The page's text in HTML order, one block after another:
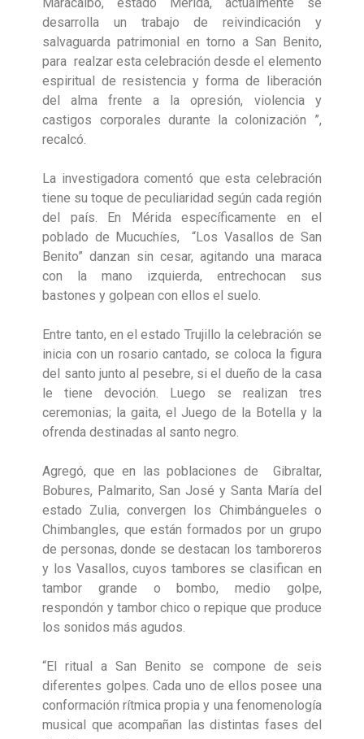
Maracaibo, estado Mérida, actualmente se
desarrolla un trabajo de reivindicación y
salvaguarda patrimonial en torno a San Benito,
para realzar esta celebración desde el elemento
espiritual de resistencia y forma de liberación
del alma frente a la opresión, violencia y
castigos corporales durante la colonización ”,
recalcó.
La investigadora comentó que esta celebración
tiene su toque de peculiaridad según cada región
del país. En Mérida específicamente en el
poblado de Mucuchíes, “Los Vasallos de San
Benito” danzan sin cesar, agitando una maraca
con la mano izquierda, entrechocan sus
bastones y golpean con ellos el suelo.
Entre tanto, en el estado Trujillo la celebración se
inicia con un rosario cantado, se coloca la figura
del santo junto al pesebre, si el dueño de la casa
le tiene devoción. Luego se realizan tres
ceremonias; la gaita, el Juego de la Botella y la
ofrenda destinadas al santo negro.
Agregó, que en las poblaciones de Gibraltar,
Bobures, Palmarito, San José y Santa María del
estado Zulia, convergen los Chimbángueles o
Chimbangles, que están formados por un grupo
de personas, donde se destacan los tamboreros
y los Vasallos, cuyos tambores se clasifican en
tambor grande o bombo, medio golpe,
respondón y tambor chico o repique que produce
los sonidos más agudos.
“El ritual a San Benito se compone de seis
diferentes golpes. Cada uno de ellos posee una
conformación rítmica propia y una fenomenología
musical que acompañan las distintas fases del